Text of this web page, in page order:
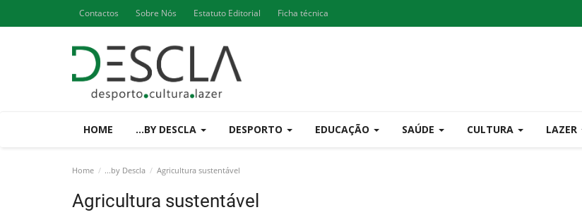
Contactos Sobre Nós Estatuto Editorial Ficha técnica
HOME ...BY DESCLA DESPORTO EDUCAÇÃO SAÚDE CULTURA LAZER
Home ...by Descla Agricultura sustentável
Agricultura sustentável